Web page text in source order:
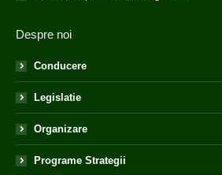
Despre noi
Conducere
Legislatie
Organizare
Programe Strategii